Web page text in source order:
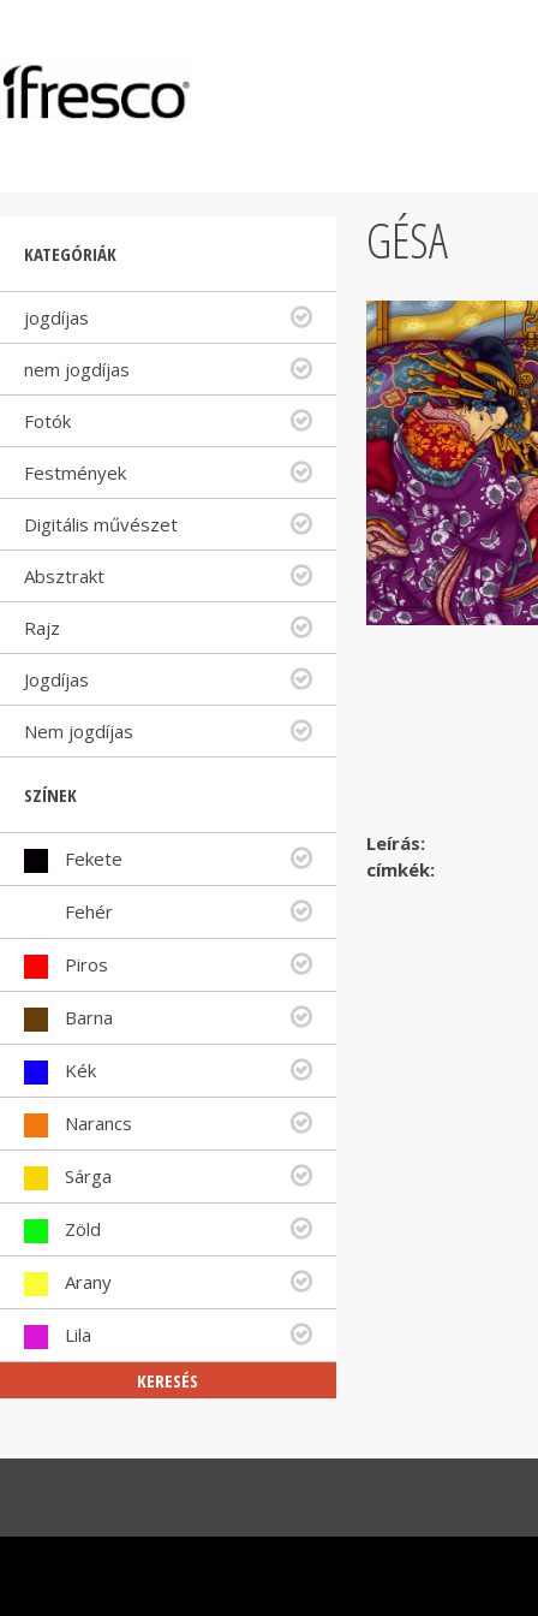
KATEGÓRIÁK
jogdíjas
nem jogdíjas
Fotók
Festmények
Digitális művészet
Absztrakt
Rajz
Jogdíjas
Nem jogdíjas
SZÍNEK
Fekete
Fehér
Piros
Barna
Kék
Narancs
Sárga
Zöld
Arany
Lila
KERESÉS
GÉSA
Leírás:
címkék: